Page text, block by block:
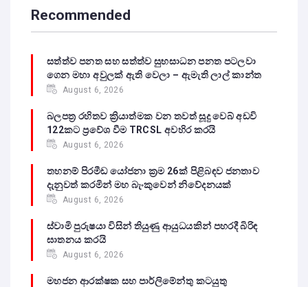
Recommended
සත්ත්ව පනත සහ සත්ත්ව සුභසාධන පනත පටලවා
ගෙන මහා අවුලක් ඇති වෙලා – ඇමැති ලාල් කාන්ත
August 6, 2026
බලපත්‍ර රහිතව ක්‍රියාත්මක වන තවත් සූදු වෙබ් අඩවි
122කට ප්‍රවේශ වීම TRCSL අවහිර කරයි
August 6, 2026
තහනම් පිරමීඩ යෝජනා ක්‍රම 26ක් පිළිබඳව ජනතාව
දැනුවත් කරමින් මහ බැංකුවෙන් නිවේදනයක්
August 6, 2026
ස්වාමි පුරුෂයා විසින් තියුණු ආයුධයකින් පහරදී බිරිඳ
ඝාතනය කරයි
August 6, 2026
මහජන ආරක්ෂක සහ පාර්ලිමේන්තු කටයුතු